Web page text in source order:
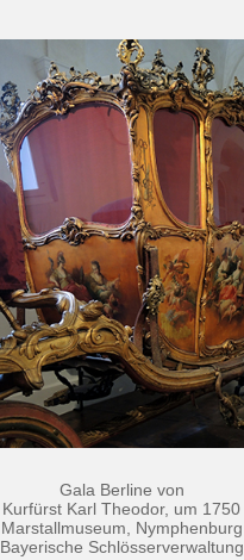
Gala Berline von
Kurfürst Karl Theodor, um 1750
Marstallmuseum, Nymphenburg
Bayerische Schlösserverwaltung